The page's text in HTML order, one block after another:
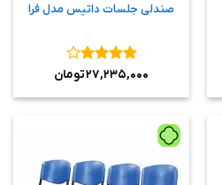
صندلی جلسات داتیس مدل فرا
نمره۴
۲۷,۲۳۵,۰۰۰تومان